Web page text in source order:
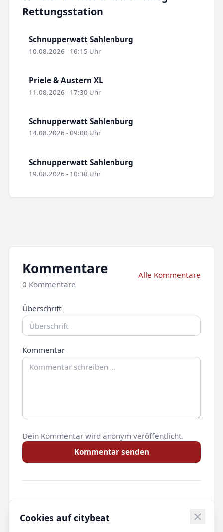
Rettungsstation
Schnupperwatt Sahlenburg
10.08.2026 - 16:15 Uhr
Priele & Austern XL
11.08.2026 - 17:30 Uhr
Schnupperwatt Sahlenburg
14.08.2026 - 09:00 Uhr
Schnupperwatt Sahlenburg
19.08.2026 - 10:30 Uhr
Kommentare
0 Kommentare
Alle Kommentare
Überschrift
Kommentar
Dein Kommentar wird anonym veröffentlicht.
Kommentar senden
Noch keine Kommentare.
Cookies auf citybeat